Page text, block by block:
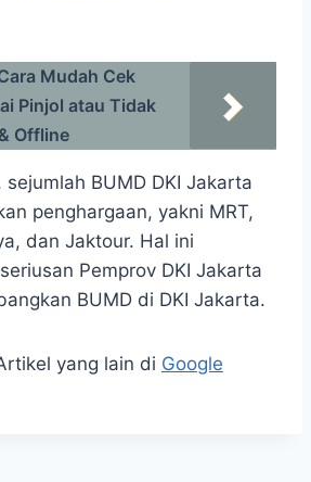
Mudah Cek
Pinjol atau Tidak
Offline
sejumlah BUMD DKI Jakarta
penghargaan, yakni MRT,
dan Jaktour. Hal ini
Pemprov DKI Jakarta
BUMD di DKI Jakarta.
yang lain di Google